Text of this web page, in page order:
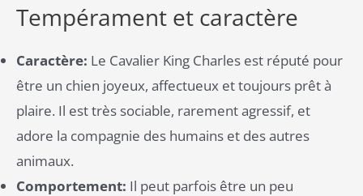
Tempérament et caractère
Caractère: Le Cavalier King Charles est réputé pour
être un chien joyeux, affectueux et toujours prêt à
plaire. Il est très sociable, rarement agressif, et
adore la compagnie des humains et des autres
animaux​.
Comportement: Il peut parfois être un peu